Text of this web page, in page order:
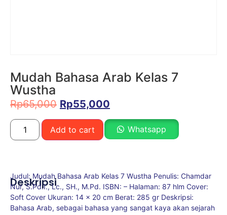
Mudah Bahasa Arab Kelas 7
Wustha
Rp65,000 Rp55,000
Add to cart Whatsapp
Deskripsi
Judul: Mudah Bahasa Arab Kelas 7 Wustha Penulis: Chamdar
Nur, S.Pd.I., Lc., SH., M.Pd. ISBN: – Halaman: 87 hlm Cover:
Soft Cover Ukuran: 14 x 20 cm Berat: 285 gr Deskripsi:
Bahasa Arab, sebagai bahasa yang sangat kaya akan sejarah